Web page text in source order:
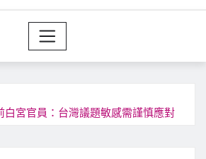
白宮官員：台灣議題敏感需謹慎應對